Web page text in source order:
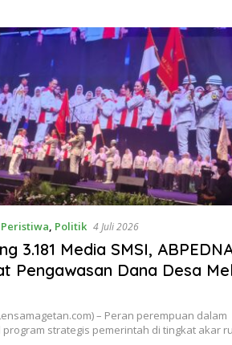
Peristiwa, Politik 4 Juli 2026
3.181 Media SMSI,
Pengawasan Dana Desa
Jaga Desa
– Peran perempuan dalam
program strategis pemerintah di tingkat akar